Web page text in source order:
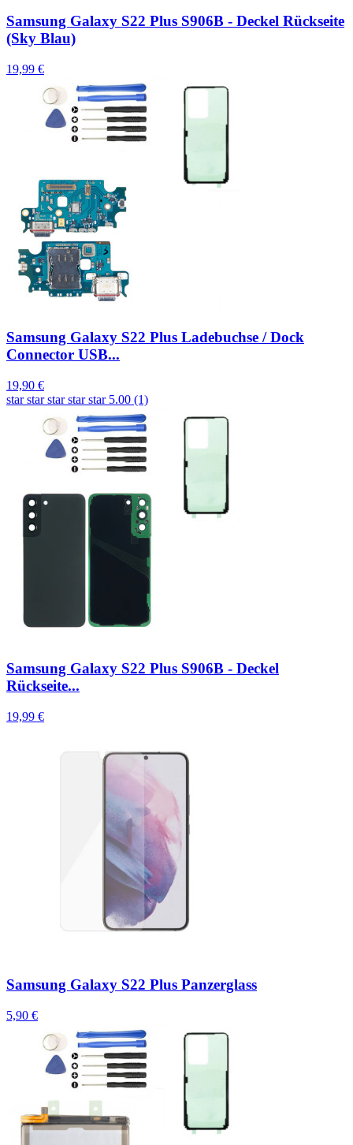
Samsung Galaxy S22 Plus S906B - Deckel Rückseite
(Sky Blau)
19,99 €
Samsung Galaxy S22 Plus Ladebuchse / Dock
Connector USB...
19,90 €
star star star star star 5.00 (1)
Samsung Galaxy S22 Plus S906B - Deckel
Rückseite...
19,99 €
Samsung Galaxy S22 Plus Panzerglass
5,90 €